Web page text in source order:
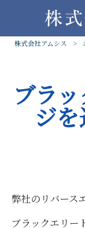
株式会社アムシス
>
ブラ
ジを
弊社のリバース
ブラックエリー